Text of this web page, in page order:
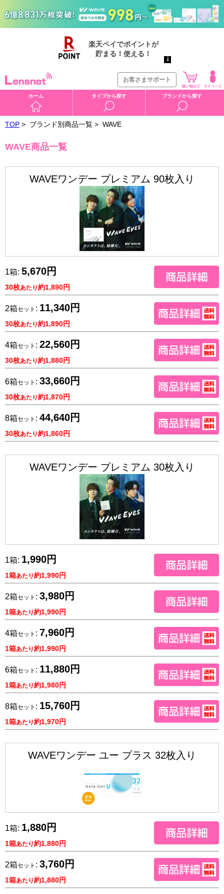
お客さまサポート
ホーム タイプから探す ブランドから探す
TOP > ブランド別商品一覧 > WAVE
WAVE商品一覧
WAVEワンデー プレミアム 90枚入り
1箱: 5,670円
30枚あたり約1,890円
2箱セット : 11,340円
30枚あたり約1,890円
4箱セット : 22,560円
30枚あたり約1,880円
6箱セット : 33,660円
30枚あたり約1,870円
8箱セット : 44,640円
30枚あたり約1,860円
WAVEワンデー プレミアム 30枚入り
1箱: 1,990円
1箱あたり約1,990円
2箱セット : 3,980円
1箱あたり約1,990円
4箱セット : 7,960円
1箱あたり約1,990円
6箱セット : 11,880円
1箱あたり約1,980円
8箱セット : 15,760円
1箱あたり約1,970円
WAVEワンデー ユー プラス 32枚入り
1箱: 1,880円
1箱あたり約1,880円
2箱セット : 3,760円
1箱あたり約1,880円